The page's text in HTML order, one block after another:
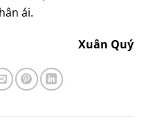
ái.
Xuân Quý